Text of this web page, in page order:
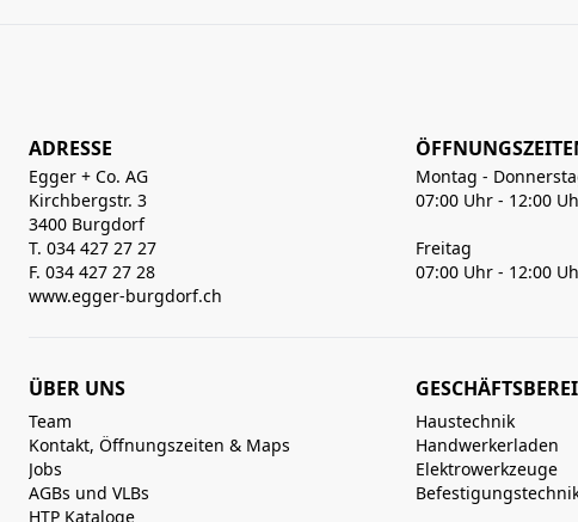
ADRESSE
Egger + Co. AG
Kirchbergstr. 3
3400 Burgdorf
T. 034 427 27 27
F. 034 427 27 28
www.egger-burgdorf.ch
Montag -
07:00 Uhr - 12:00
Freitag
07:00 Uhr - 12:00
ÜBER UNS
Team
Kontakt, Öffnungszeiten & Maps
Jobs
AGBs und VLBs
HTP Kataloge
Haustechnik
Handwerkerladen
Elektrowerkzeuge